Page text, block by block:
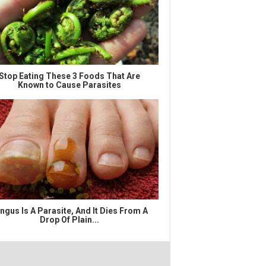
Eating These 3 Foods That Are
Known to Cause Parasites
Is A Parasite, And It Dies From A
Drop Of Plain...